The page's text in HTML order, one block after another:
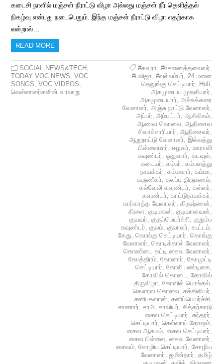
கடைசி நாளில் மஞ்சள் நீராட்டு விழா அல்லது மஞ்சள் நீர் தெளித்தல்
நிகழ்வு என்பது நடைபெறும். இந்த மஞ்சள் நீராட்டு விழா எதற்காக
என்றால்…
READ MORE
SOCIAL NEWS&TECH ,
TODAY VOC NEWS,VOC
SONGS,VOC VIDEOS,
வெள்ளாளர்களின் வரலாறு
#கவுரா, #சேனைத்தலைவர்,
#பலிஜா, #வல்லம்பர், 24 மனை
தெலுங்கு செட்டியார், Holi,
அகமுடைய முதலியார்,
அகமுடையார், அச்சுக்கரை
வேளாளர், அஞ்சு நாட்டு வேளாளர்,
அப்பர், அம்பட்டர், ஆசீவிகம்,
ஆணவ கொலை, ஆதிசைவ
சிவாச்சாரியார், ஆதிசைவர்,
ஆறுநாட்டு வேளாளர், இல்லத்து
பிள்ளைமார், ஈழவர், ஊராளி
கவுண்டர், ஓதுவார், கடவுள்,
கடையர், கம்பர், கம்பளத்து
நாயக்கர், கம்மவார், கம்மா,
கருணீகர், கலப்பு திருமணம்,
கல்வேலி கவுண்டர், கள்ளர்,
கவுண்டர், காட்டுநாயக்கர்,
கார்காத்த வேளாளர், கிருஷ்ணன்,
கிளை, குடிமகன், குடியானவன்,
குயவர், குருப்பெயர்ச்சி, குறும்ப
கவுண்டர், குலம், குலாலர், கூட்டம்,
கேது, கொங்கு செட்டியார், கொங்கு
வேளாளர், கொடிக்கால் வேளாளர்,
கொண்டை கட்டி சைவ வேளாளர்,
கோத்திரம், கோனார், கோமுட்டி
செட்டியார், கோலி பண்டிகை,
கோவில் கொடை, கோவில்
திருவிழா, கோவில் பொங்கல்,
கௌரவ கொலை, சக்கிலியர்,
சனிபகவான், சனிப்பெயர்ச்சி,
சாணார், சாமி, சாலியர், சித்தர்காடு
சைவ செட்டியார், சுந்தரர்,
செட்டியார், செவ்வாய் தோஷம்,
சைவ ஆகமம், சைவ செட்டியார்,
சைவ பிள்ளை, சைவ வேளாளர்,
சைவம், சோழிய செட்டியார், சோழிய
வேளாளர், ஜமீன்தார், தமிழ்